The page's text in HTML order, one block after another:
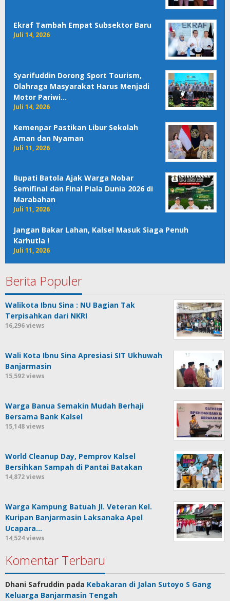
Ekraf Tambah Empat Subsektor Baru
Juli 14, 2026
Syarifuddin Dorong Sport Tourism,
Olahraga Masyarakat Harus Menjadi
Motor Pariwi…
Juli 14, 2026
Kemenpar Pastikan Libur Sekolah
Aman dan Nyaman
Juli 11, 2026
Bupati Batola Ajak Warga Nobar
Semifinal dan Final Piala Dunia 2026 di
Marabahan
Juli 11, 2026
Jangan Bakar Lahan, Kalsel Masuk Siaga Penuh
Karhutla !
Juli 11, 2026
Berita Populer
Walikota Ibnu Sina : NU Bagian Tak
Terpisahkan dari NKRI
16,296 views
Wali Kota Ibnu Sina Apresiasi SIT Ukhuwah
Banjarmasin
15,592 views
Warga Banua Semakin Mudah Berhaji
Bersama Bank Kalsel
15,148 views
World Cleanup Day, Pemprov Kalsel
Bersihkan Sampah di Pantai Batakan
14,872 views
Warga Kampung Batuah Jl. Veteran Kel.
Kuripan Banjarmasin Laksanaka Apel
Ucapara…
14,524 views
Komentar Terbaru
Dhani Safruddin pada Kebakaran di Jalan Sutoyo S Gang
Keluarga Banjarmasin Tengah